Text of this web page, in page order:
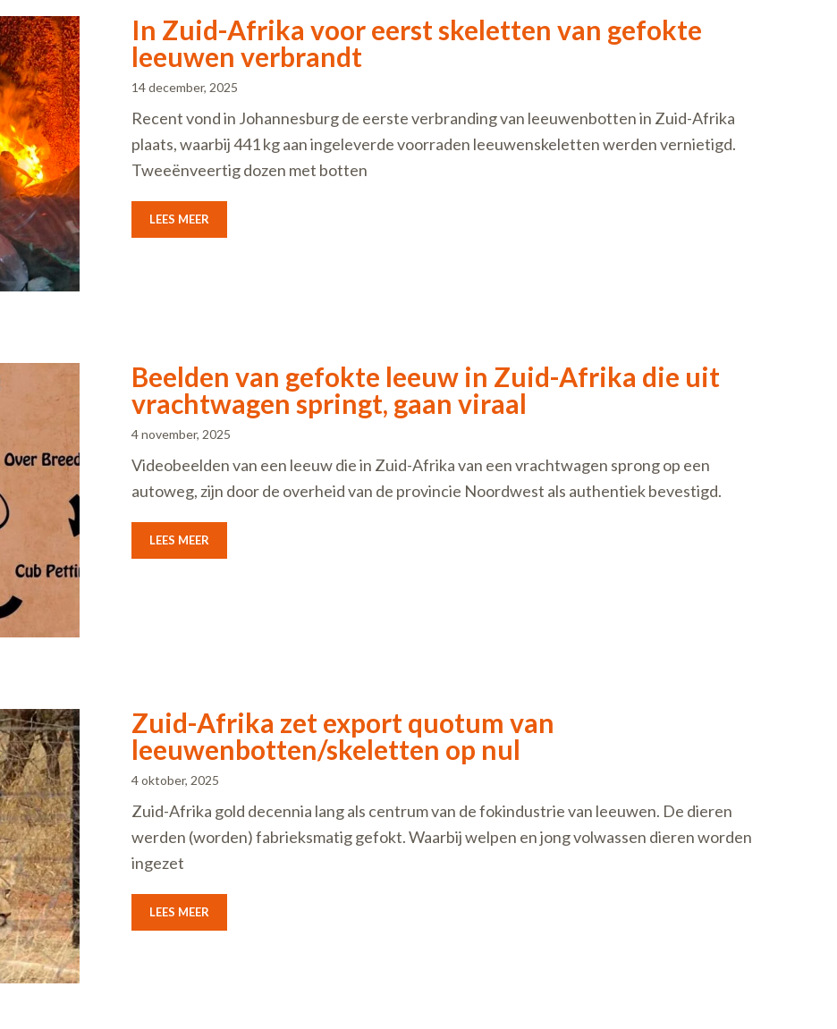
In Zuid-Afrika voor eerst skeletten van gefokte
leeuwen verbrandt
14 december, 2025
Recent vond in Johannesburg de eerste verbranding van leeuwenbotten in Zuid-Afrika
plaats, waarbij 441 kg aan ingeleverde voorraden leeuwenskeletten werden vernietigd.
Tweeënveertig dozen met botten
LEES MEER
Beelden van gefokte leeuw in Zuid-Afrika die uit
vrachtwagen springt, gaan viraal
4 november, 2025
Videobeelden van een leeuw die in Zuid-Afrika van een vrachtwagen sprong op een
autoweg, zijn door de overheid van de provincie Noordwest als authentiek bevestigd.
LEES MEER
Zuid-Afrika zet export quotum van
leeuwenbotten/skeletten op nul
4 oktober, 2025
Zuid-Afrika gold decennia lang als centrum van de fokindustrie van leeuwen. De dieren
werden (worden) fabrieksmatig gefokt. Waarbij welpen en jong volwassen dieren worden
ingezet
LEES MEER